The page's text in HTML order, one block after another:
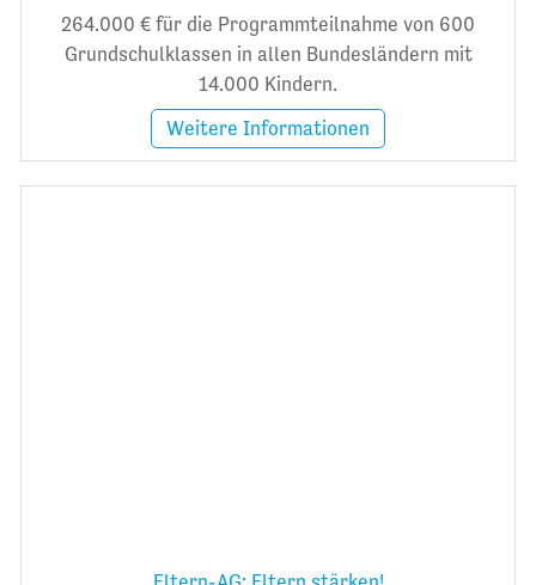
264.000 € für die Programmteilnahme von 600
Grundschulklassen in allen Bundesländern mit
14.000 Kindern.
Weitere Informationen